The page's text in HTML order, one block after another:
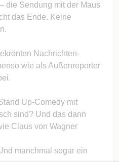
die Sendung mit der Maus
das Ende. Keine
Nachrichten-
wie als Außenreporter
Up-Comedy mit
sind? Und das dann
Claus von Wagner
manchmal sogar ein